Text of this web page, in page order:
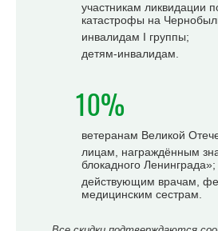
участникам ликвидации
катастрофы на
инвалидам I группы;
детям-инвалидам.
10%
ветеранам Великой
лицам, награждённым
блокадного Ленинграда»;
действующим врачам,
медицинским сестрам.